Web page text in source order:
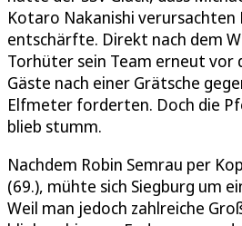
Kotaro Nakanishi
entschärfte. Direkt nach dem
Torhüter sein Team erneut vor
Gäste nach einer Grätsche
Elfmeter forderten. Doch die
blieb stumm.
Nachdem Robin Semrau per
(69.), mühte sich Siegburg um
Weil man jedoch zahlreiche